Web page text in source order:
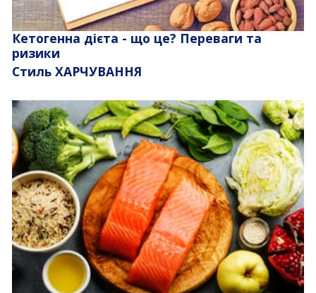
Кетогенна дієта - що це? Переваги та
ризики
Стиль ХАРЧУВАННЯ